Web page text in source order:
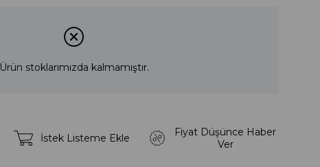
Ürün stoklarımızda kalmamıştır.
İstek Listeme Ekle
Fiyat Düşünce Haber
Ver